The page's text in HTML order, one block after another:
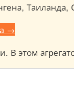
→
В этом